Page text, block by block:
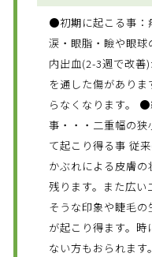
●初期に起こる事：
涙・眼脂・瞼や眼球
内出血(2-3週で改善
を通した傷があり
らなくなります。
事・・・二重幅の
て起こり得る事 従
かぶれによる皮膚
残ります。また広い
そうな印象や睫毛
が起こり得ます。
ない方もおられま